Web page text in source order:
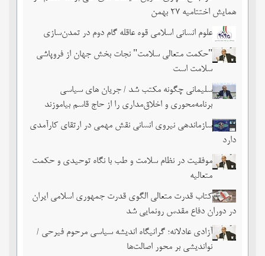
همایش اختتامیه ۲۷ بهمن
علوم انسانی اسلامی قوه عاقله گام دوم در تمدن‌سازی
"حکمت متعالی سلامت" نجات بخش جهان از فروپاشی
سلامت است
سلیمانی چگونه مکتب شد / جریان های سیاسی
برنامه‌محوری و اخلاق‌مداری را از حاج قاسم بیاموزند
سازماندهی نیروی انسانی نقش مهمی در ارتقای کارآمدی
دارد
موفقیت در نظام سلامت و طب با نگاه توحیدی و حکمت
متعالیه
کتاب قدرت متعالی الگوی قدرت جمهوری اسلامی ایران
در دوران دفاع مقدس رونمایی شد
آزادی عادلانه؛ گرانیگاه اندیشه سیاسی مرحوم فیرحی /
نواندیشی بر محور اصالت‌ها